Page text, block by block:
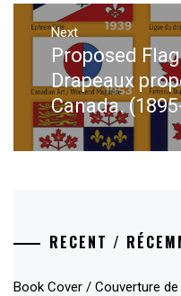
Next
Next
post:
Proposed
Drapeaux
Canada.
RECENT /
Book Cover / Couverture de